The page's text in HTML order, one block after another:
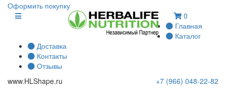
Оформить покупку
0
Главная
Каталог
Доставка
Контакты
Отзывы
www.HLShape.ru +7 (966) 048-22-82